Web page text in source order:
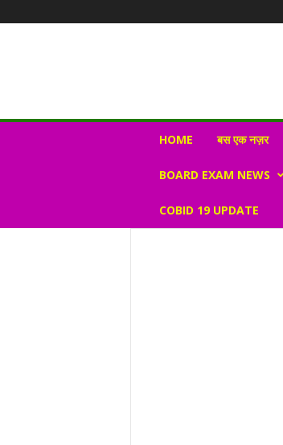
r
HOME बस एक नज़र
BOARD EXAM NEWS
COBID 19 UPDATE